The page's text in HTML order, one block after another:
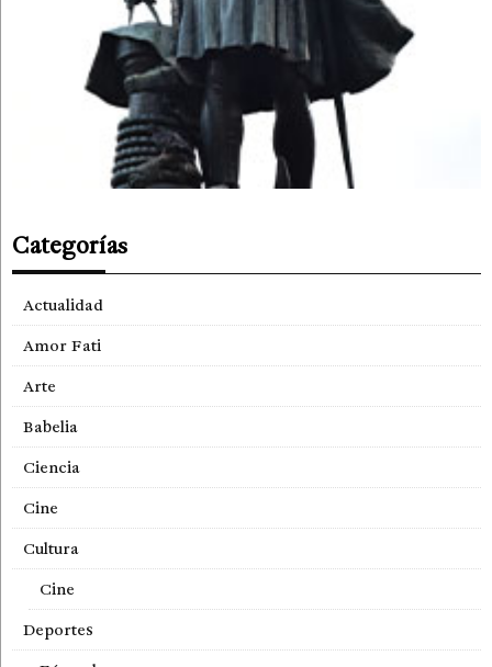
Categorías
Actualidad
Amor Fati
Arte
Babelia
Ciencia
Cine
Cultura
Cine
Deportes